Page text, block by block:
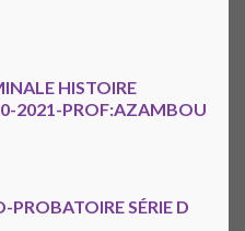
HISTOIRE
2021-PROF:AZAMBOU
PROBATOIRE SÉRIE D